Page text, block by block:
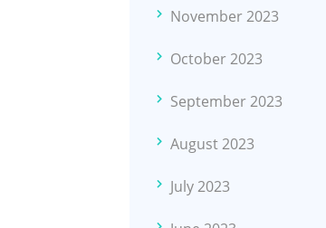
November 2023
October 2023
September 2023
August 2023
July 2023